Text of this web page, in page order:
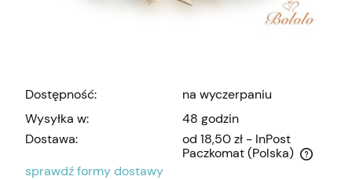
Dostępność:
na wyczerpaniu
Wysyłka w:
48 godzin
Dostawa:
od 18,50 zł - InPost
Paczkomat(Polska)
Cena nie zawiera ewentualnych kosztów płatności
sprawdź formy dostawy